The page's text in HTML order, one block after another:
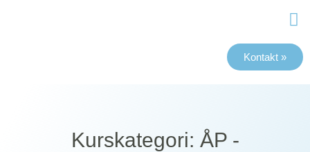
Kontakt »
Kurskategori: ÅP -